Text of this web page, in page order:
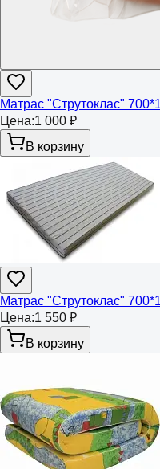
Матрас "Струтоклас"
Цена:1 000 ₽
В корзину
Матрас "Струтоклас"
Цена:1 550 ₽
В корзину